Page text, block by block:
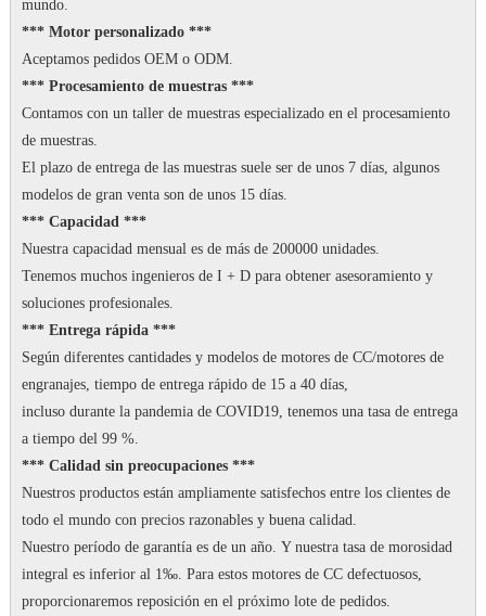
mundo.
*** Motor personalizado ***
Aceptamos pedidos OEM o ODM.
*** Procesamiento de muestras ***
Contamos con un taller de muestras especializado en el procesamiento
de muestras.
El plazo de entrega de las muestras suele ser de unos 7 días, algunos
modelos de gran venta son de unos 15 días.
*** Capacidad ***
Nuestra capacidad mensual es de más de 200000 unidades.
Tenemos muchos ingenieros de I + D para obtener asesoramiento y
soluciones profesionales.
*** Entrega rápida ***
Según diferentes cantidades y modelos de motores de CC/motores de
engranajes, tiempo de entrega rápido de 15 a 40 días,
incluso durante la pandemia de COVID19, tenemos una tasa de entrega
a tiempo del 99 %.
*** Calidad sin preocupaciones ***
Nuestros productos están ampliamente satisfechos entre los clientes de
todo el mundo con precios razonables y buena calidad.
Nuestro período de garantía es de un año. Y nuestra tasa de morosidad
integral es inferior al 1‰. Para estos motores de CC defectuosos,
proporcionaremos reposición en el próximo lote de pedidos.